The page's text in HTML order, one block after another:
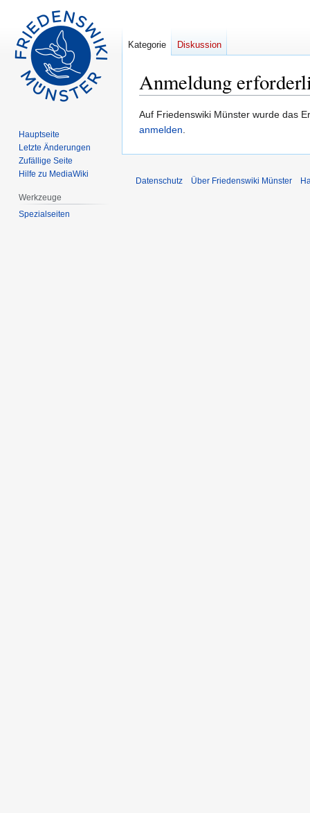
Anmeldung
Zur
Navigation
Zur
Suche
Auf Friedenswiki Münster wurde das
anmelden.
Kategorie Diskussion
Hauptseite
Letzte Änderungen
Zufällige Seite
Hilfe zu MediaWiki
Werkzeuge
Spezialseiten
Datenschutz Über Friedenswiki Münster